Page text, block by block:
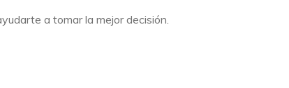
a tomar la mejor decisión.